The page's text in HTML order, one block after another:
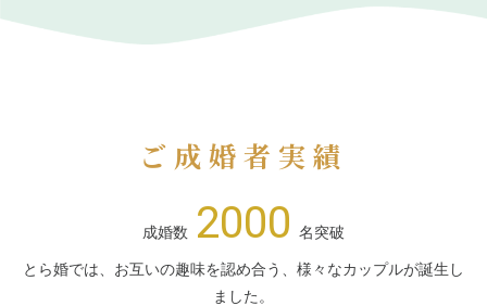
ご成婚者実績
成婚数 2000 名突破
とら婚では、お互いの趣味を認め合う、様々なカップルが誕生し
ました。